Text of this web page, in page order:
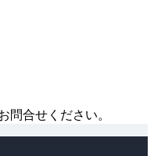
問合せください。